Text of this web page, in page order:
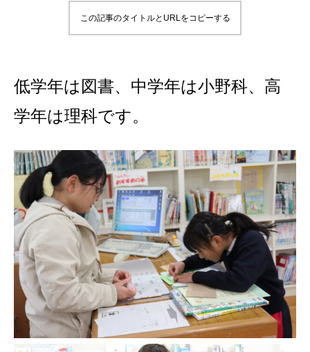
この記事のタイトルとURLをコピーする
低学年は図書、中学年は小野科、高
学年は理科です。